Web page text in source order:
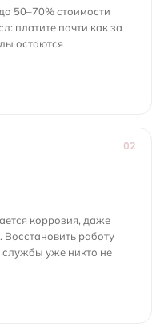
50–70% стоимости
платите почти как за
остаются
02
коррозия, даже
Восстановить работу
службы уже никто не